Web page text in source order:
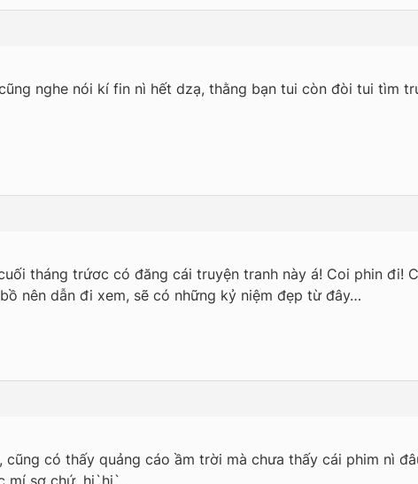
nghe nói kí fin nì hết dzạ, thằng bạn tui còn đòi tui tìm
tháng trứơc có đăng cái truyện tranh này á! Coi phin đi!
nên dẫn đi xem, sẽ có những kỷ niệm đẹp từ đây…
có thấy quảng cáo ầm trời mà chưa thấy cái phim nì